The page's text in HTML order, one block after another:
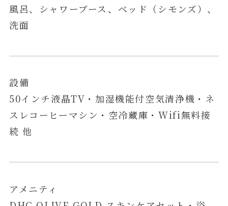
風呂、シャワーブース、ベッド（シモンズ）、
洗面
設備
50インチ液晶TV・加湿機能付空気清浄機・ネ
スレコーヒーマシン・空冷蔵庫・Wifi無料接
続 他
アメニティ